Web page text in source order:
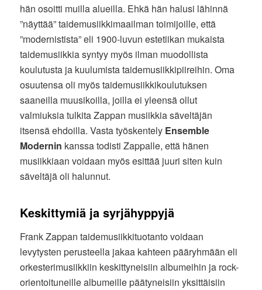
hän osoitti muilla alueilla. Ehkä hän halusi lähinnä
”näyttää” taidemusiikkimaailman toimijoille, että
”modernistista” eli 1900-luvun estetiikan mukaista
taidemusiikkia syntyy myös ilman muodollista
koulutusta ja kuulumista taidemusiikkipiireihin. Oma
osuutensa oli myös taidemusiikkikoulutuksen
saaneilla muusikoilla, joilla ei yleensä ollut
valmiuksia tulkita Zappan musiikkia säveltäjän
itsensä ehdoilla. Vasta työskentely Ensemble
Modernin kanssa todisti Zappalle, että hänen
musiikkiaan voidaan myös esittää juuri siten kuin
säveltäjä oli halunnut.
Keskittymiä ja syrjähyppyjä
Frank Zappan taidemusiikkituotanto voidaan
levytysten perusteella jakaa kahteen pääryhmään eli
orkesterimusiikkiin keskittyneisiin albumeihin ja rock-
orientoituneille albumeille päätyneisiin yksittäisiin